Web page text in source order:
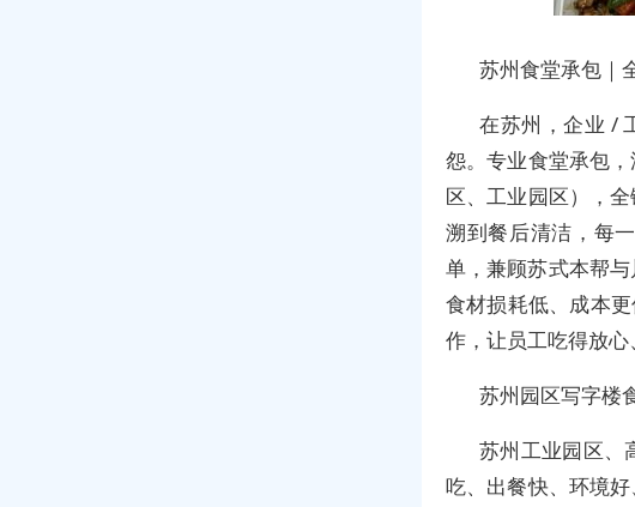
苏州食堂承包｜
在苏州，企业 /
怨。专业食堂承包
区、工业园区），
溯到餐后清洁，每
单，兼顾苏式本帮
食材损耗低、成本
作，让员工吃得放心
苏州园区写字楼
苏州工业园区、
吃、出餐快、环境